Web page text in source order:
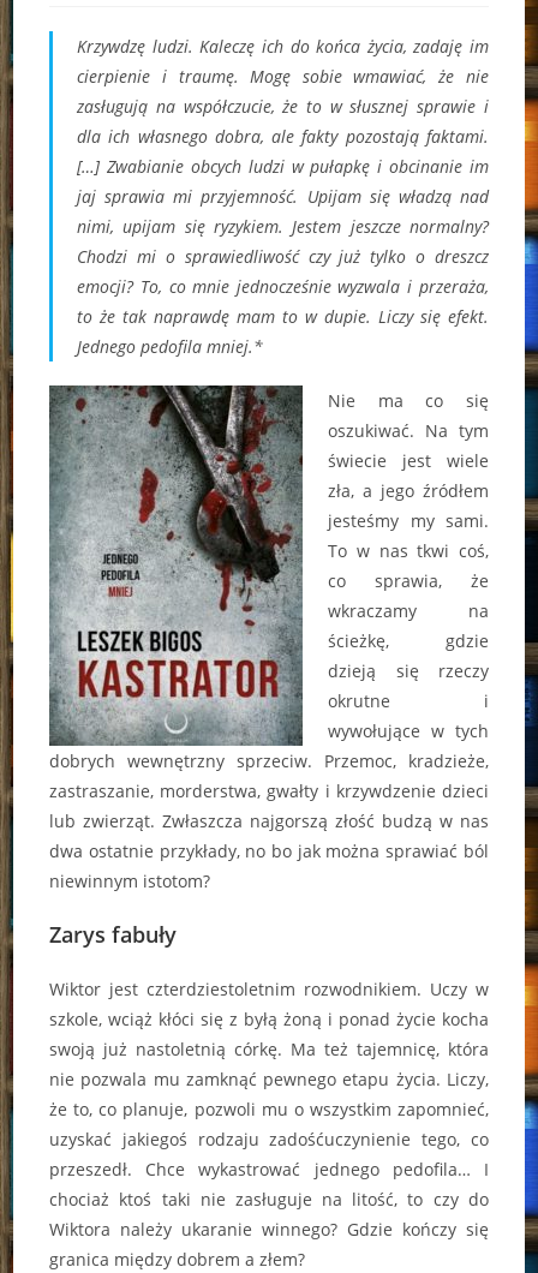
Krzywdzę ludzi. Kaleczę ich do końca życia, zadaję im
cierpienie i traumę. Mogę sobie wmawiać, że nie
zasługują na współczucie, że to w słusznej sprawie i
dla ich własnego dobra, ale fakty pozostają faktami.
[…] Zwabianie obcych ludzi w pułapkę i obcinanie im
jaj sprawia mi przyjemność. Upijam się władzą nad
nimi, upijam się ryzykiem. Jestem jeszcze normalny?
Chodzi mi o sprawiedliwość czy już tylko o dreszcz
emocji? To, co mnie jednocześnie wyzwala i przeraża,
to że tak naprawdę mam to w dupie. Liczy się efekt.
Jednego pedofila mniej.*
Nie ma co się
oszukiwać. Na tym
świecie jest wiele
zła, a jego źródłem
jesteśmy my sami.
To w nas tkwi coś,
co sprawia, że
wkraczamy na
ścieżkę, gdzie
dzieją się rzeczy
okrutne i
wywołujące w tych
dobrych wewnętrzny sprzeciw. Przemoc, kradzieże,
zastraszanie, morderstwa, gwałty i krzywdzenie dzieci
lub zwierząt. Zwłaszcza najgorszą złość budzą w nas
dwa ostatnie przykłady, no bo jak można sprawiać ból
niewinnym istotom?
Zarys fabuły
Wiktor jest czterdziestoletnim rozwodnikiem. Uczy w
szkole, wciąż kłóci się z byłą żoną i ponad życie kocha
swoją już nastoletnią córkę. Ma też tajemnicę, która
nie pozwala mu zamknąć pewnego etapu życia. Liczy,
że to, co planuje, pozwoli mu o wszystkim zapomnieć,
uzyskać jakiegoś rodzaju zadośćuczynienie tego, co
przeszedł. Chce wykastrować jednego pedofila… I
chociaż ktoś taki nie zasługuje na litość, to czy do
Wiktora należy ukaranie winnego? Gdzie kończy się
granica między dobrem a złem?